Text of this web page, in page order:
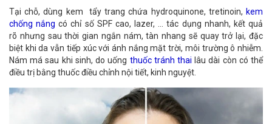
Tại chỗ, dùng kem tẩy trang chứa hydroquinone, tretinoin, kem
chống nắng có chỉ số SPF cao, lazer, … tác dụng nhanh, kết quả
rõ nhưng sau thời gian ngắn nám, tàn nhang sẽ quay trở lại, đặc
biệt khi da vẫn tiếp xúc với ánh nắng mặt trời, môi trường ô nhiễm.
Nám má sau khi sinh, do uống thuốc tránh thai lâu dài còn có thể
điều trị bằng thuốc điều chỉnh nội tiết, kinh nguyệt.